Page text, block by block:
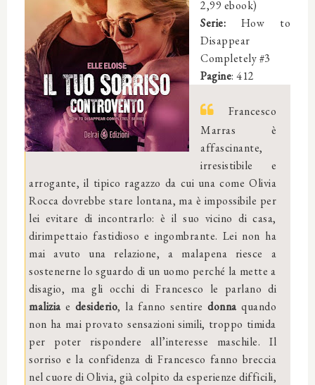
2,99 ebook)
Serie: How to
Disappear
Completely #3
Pagine: 412
Francesco
Marras è
affascinante,
irresistibile e
arrogante, il tipico ragazzo da cui una come Olivia
Rocca dovrebbe stare lontana, ma è impossibile per
lei evitare di incontrarlo: è il suo vicino di casa,
dirimpettaio fastidioso e ingombrante. Lei non ha
mai avuto una relazione, a malapena riesce a
sostenerne lo sguardo di un uomo perché la mette a
disagio, ma gli occhi di Francesco le parlano di
malizia e desiderio, la fanno sentiredonna quando
non ha mai provato sensazioni simili, troppo timida
per poter rispondere all’interesse maschile. Il
sorriso e la confidenza di Francesco fanno breccia
nel cuore di Olivia, già colpito da esperienze difficili,